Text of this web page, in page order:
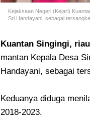
Kejaksaan Negeri (Kejari)
Sri Handayani, sebagai
Kuantan Singingi,
mantan Kepala Desa
Handayani, sebagai
Keduanya diduga
2018-2023.